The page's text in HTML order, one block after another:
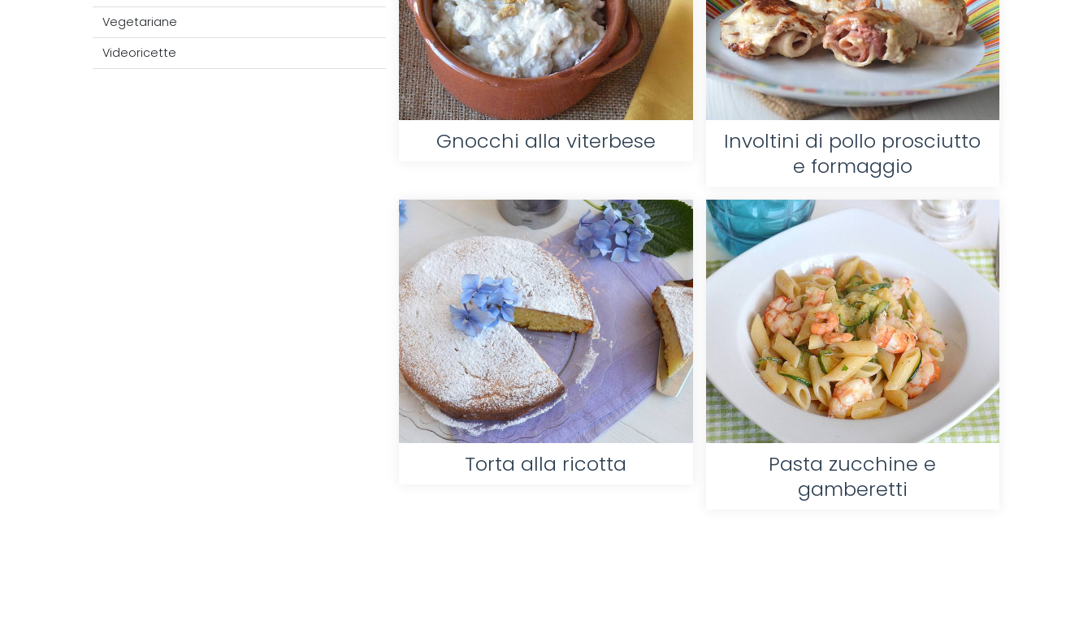
Vegetariane
Videoricette
Gnocchi alla viterbese
Involtini di pollo prosciutto
e formaggio
Torta alla ricotta
Pasta zucchine e
gamberetti